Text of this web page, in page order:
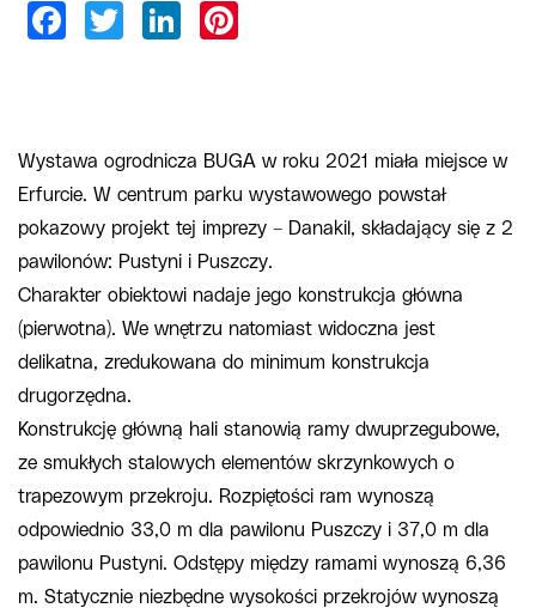
Wystawa ogrodnicza BUGA w roku 2021 miała miejsce w
Erfurcie. W centrum parku wystawowego powstał
pokazowy projekt tej imprezy – Danakil, składający się z 2
pawilonów: Pustyni i Puszczy.
Charakter obiektowi nadaje jego konstrukcja główna
(pierwotna). We wnętrzu natomiast widoczna jest
delikatna, zredukowana do minimum konstrukcja
drugorzędna.
Konstrukcję główną hali stanowią ramy dwuprzegubowe,
ze smukłych stalowych elementów skrzynkowych o
trapezowym przekroju. Rozpiętości ram wynoszą
odpowiednio 33,0 m dla pawilonu Puszczy i 37,0 m dla
pawilonu Pustyni. Odstępy między ramami wynoszą 6,36
m. Statycznie niezbędne wysokości przekrojów wynoszą